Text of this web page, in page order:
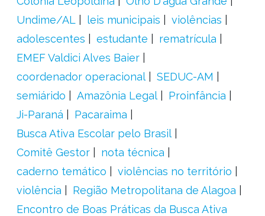
Undime/AL
leis municipais
violências
adolescentes
estudante
rematrícula
EMEF Valdici Alves Baier
coordenador operacional
SEDUC-AM
semiárido
Amazônia Legal
Proinfância
Ji-Paraná
Pacaraima
Busca Ativa Escolar pelo Brasil
Comitê Gestor
nota técnica
caderno temático
violências no território
violência
Região Metropolitana de Alagoa
Encontro de Boas Práticas da Busca Ativa